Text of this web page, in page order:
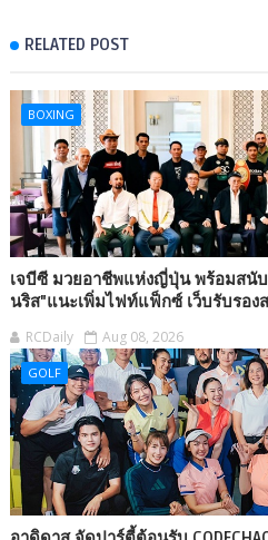
RELATED POST
BOXING
เจบีซี มวยอาชีพแห่งญี่ปุ่น พร้อมสนั
นริส"แนะเพิ่มไฟท์แฟ็กซ์ เว็บรับรอ
RCDaily Aug 08, 2026
GOLF